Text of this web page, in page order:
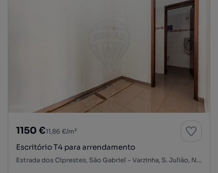
1150 €11,86 €/m²
Escritório T4 para arrendamento
Estrada dos Ciprestes, São Gabriel - Varzinha, S. Julião, N. S. da Anunciada e S. Maria da Graça, Setúbal, Setúbal